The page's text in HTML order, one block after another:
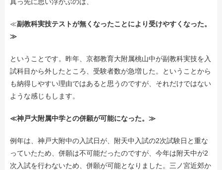
≪副教科実技テストが無くなったことにより受けやすくなった。
≫
ということです。昨年、京都教育大附属桃山中が副教科実技を入
試科目から外したところ、受験者数が急増した。ということから
も納得しやすい理由ではあると思うのですが、それだけではない
ような感じもします。
≪神戸大附属中学との併願が可能になった。≫
例年は、神戸大附中の入試日が、附天中入試の2次試験日と重な
っていたため、併願は不可能だったのですが、今年は附天中が2
次入試を行わないため、併願が可能となりました。三ノ宮近郊か